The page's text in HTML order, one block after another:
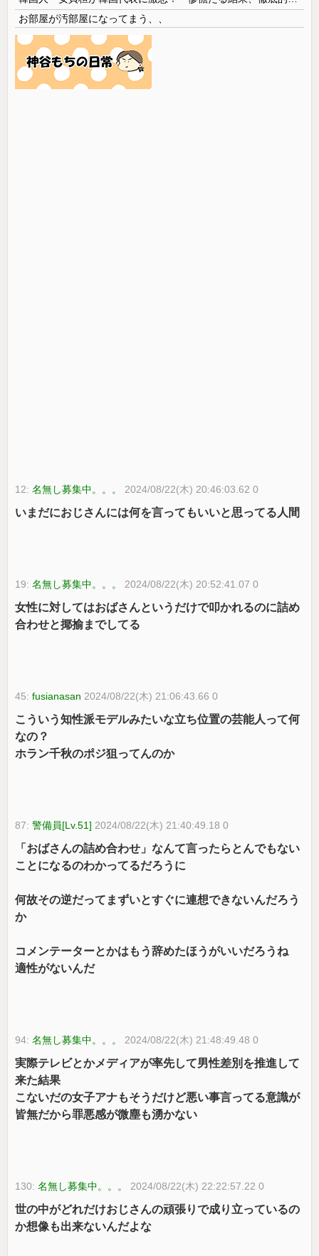
お部屋が汚部屋になってまう、、
12:名無し募集中。。。 2024/08/22(木) 20:46:03.62 0
いまだにおじさんには何を言ってもいいと思ってる人間
19:名無し募集中。。。 2024/08/22(木) 20:52:41.07 0
女性に対してはおばさんというだけで叩かれるのに詰め
合わせと揶揄までしてる
45:fusianasan 2024/08/22(木) 21:06:43.66 0
こういう知性派モデルみたいな立ち位置の芸能人って何
なの？
ホラン千秋のポジ狙ってんのか
87:警備員[Lv.51] 2024/08/22(木) 21:40:49.18 0
「おばさんの詰め合わせ」なんて言ったらとんでもない
ことになるのわかってるだろうに
何故その逆だってまずいとすぐに連想できないんだろう
か
コメンテーターとかはもう辞めたほうがいいだろうね
適性がないんだ
94:名無し募集中。。。 2024/08/22(木) 21:48:49.48 0
実際テレビとかメディアが率先して男性差別を推進して
来た結果
こないだの女子アナもそうだけど悪い事言ってる意識が
皆無だから罪悪感が微塵も湧かない
130:名無し募集中。。。 2024/08/22(木) 22:22:57.22 0
世の中がどれだけおじさんの頑張りで成り立っているの
か想像も出来ないんだよな